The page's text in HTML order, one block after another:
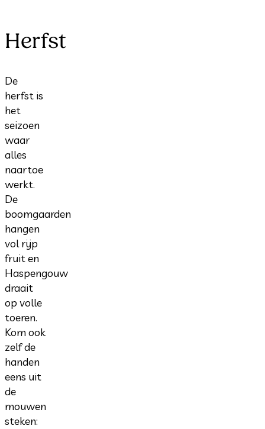
Herfst
De
herfst is
het
seizoen
waar
alles
naartoe
werkt.
De
boomgaarden
hangen
vol rijp
fruit en
Haspengouw
draait
op volle
toeren.
Kom ook
zelf de
handen
eens uit
de
mouwen
steken: